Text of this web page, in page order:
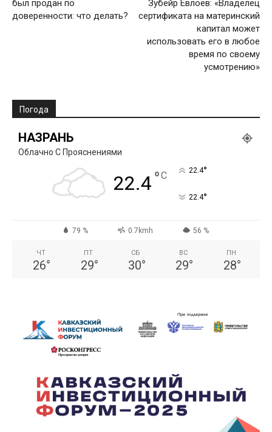
был продан по
доверенности: что делать?
Зубейр Евлоев: «Владелец
сертификата на материнский
капитал может
использовать его в любое
время по своему
усмотрению»
Погода
НАЗРАНЬ
Облачно С Прояснениями
22.4°C 22.4°
22.4°
79 % 0.7kmh 56 %
ЧТ
26°
ПТ
29°
СБ
30°
ВС
29°
ПН
28°